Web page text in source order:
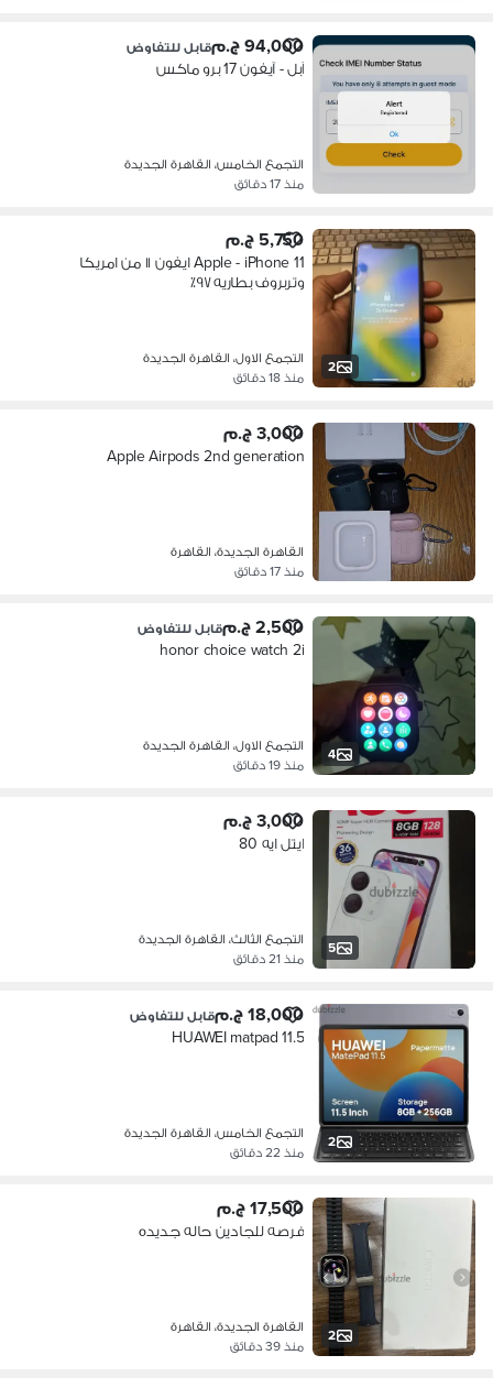
94,000 ج.م قابل للتفاوض
آبل - آيفون 17 برو ماكس
التجمع الخامس، القاهرة الجديدة
منذ 17 دقائق
2
5,750 ج.م
Apple - iPhone 11 ايفون ١١ من امريكا
وتربروف بطاريه ٩٧٪؜
التجمع الاول، القاهرة الجديدة
منذ 18 دقائق
3,000 ج.م
Apple Airpods 2nd generation
القاهرة الجديدة، القاهرة
منذ 17 دقائق
4
2,500 ج.م قابل للتفاوض
honor choice watch 2i
التجمع الاول، القاهرة الجديدة
منذ 19 دقائق
5
3,000 ج.م
ايتل ايه 80
التجمع الثالث، القاهرة الجديدة
منذ 21 دقائق
2
18,000 ج.م قابل للتفاوض
HUAWEI matpad 11.5
التجمع الخامس، القاهرة الجديدة
منذ 22 دقائق
2
17,500 ج.م
فرصه للجادين حاله جديده
القاهرة الجديدة، القاهرة
منذ 39 دقائق